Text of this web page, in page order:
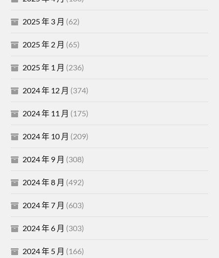
2025 年 3 月 (62)
2025 年 2 月 (65)
2025 年 1 月 (236)
2024 年 12 月 (374)
2024 年 11 月 (175)
2024 年 10 月 (209)
2024 年 9 月 (308)
2024 年 8 月 (492)
2024 年 7 月 (603)
2024 年 6 月 (303)
2024 年 5 月 (166)